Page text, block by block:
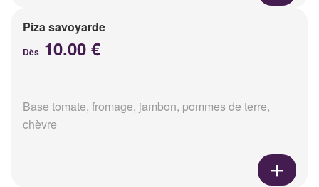
Piza savoyarde
Dès 10.00 €
Base tomate, fromage, jambon, pommes de terre,
chèvre